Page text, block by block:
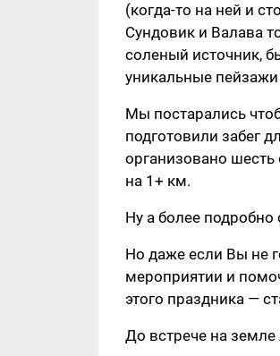
(когда-то на ней и
Сундовик и Валава
соленый источник,
уникальные
Мы постарались
подготовили забег
организовано
на 1+ км.
Ну а более
Но даже если Вы не
мероприятии и
этого праздника —
До встрече на